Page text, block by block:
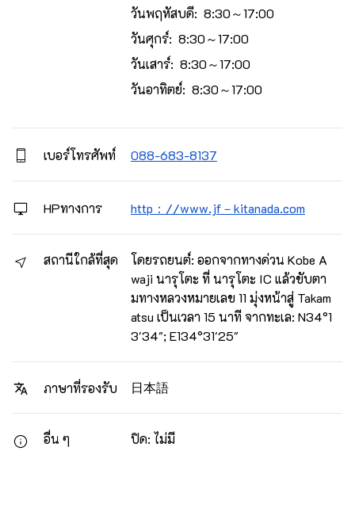
วันพฤหัสบดี: 8:30～17:00
วันศุกร์: 8:30～17:00
วันเสาร์: 8:30～17:00
วันอาทิตย์: 8:30～17:00
เบอร์โทรศัพท์ 088-683-8137
HPทางการ http：//www.jf－kitanada.com
สถานีใกล้ที่สุด
โดยรถยนต์: ออกจากทางด่วน Kobe A
waji นารุโตะ ที่ นารุโตะ IC แล้วขับตา
มทางหลวงหมายเลข 11 มุ่งหน้าสู่ Takam
atsu เป็นเวลา 15 นาที จากทะเล: N34°1
3'34"; E134°31'25"
ภาษาที่รองรับ 日本語
อื่น ๆ ปิด: ไม่มี